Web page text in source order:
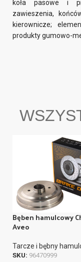
koła pasowe i
zawieszenia,
kierownicze;
produkty gumowo-
Bęben hamulcowy
Aveo
Tarcze i bębny
SKU: 96470999